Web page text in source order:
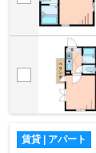
賃貸 | アパート